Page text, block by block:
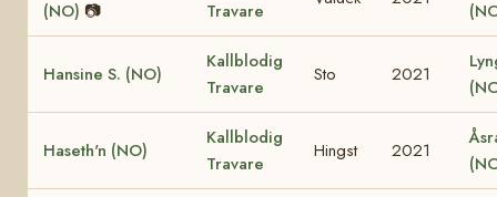
(NO) 📷
Travare
Hansine S. (NO)
Kallblodig
Travare
Sto 2021
Haseth'n (NO)
Kallblodig
Travare
Hingst 2021